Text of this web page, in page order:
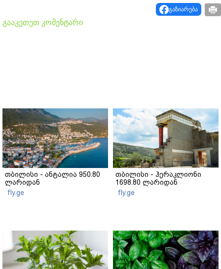
გაზიარება
გააკეთეთ კომენტარი
თბილისი - ანტალია 950.80
ლარიდან
fly.ge
თბილისი - ჰერაკლიონი
1698.80 ლარიდან
fly.ge